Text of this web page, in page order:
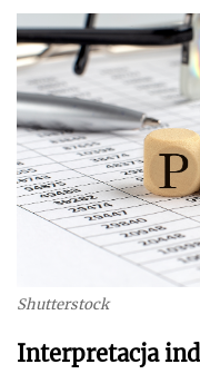
Shutterstock
Interpretacja